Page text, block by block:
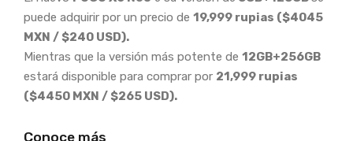
puede adquirir por un precio de 19,999 rupias ($4045
MXN / $240 USD).
Mientras que la versión más potente de 12GB+256GB
estará disponible para comprar por 21,999 rupias
($4450 MXN / $265 USD).
Conoce más